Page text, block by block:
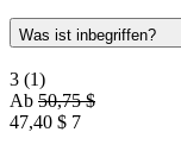
Was ist inbegriffen?
3 (1)
Ab 50,75 $
47,40 $ 7